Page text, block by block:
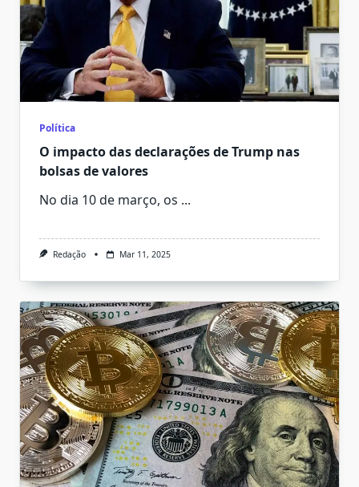
Política
O impacto das declarações de Trump nas
bolsas de valores
No dia 10 de março, os ...
Redação Mar 11, 2025